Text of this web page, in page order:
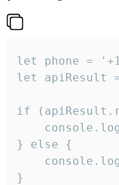
let phone =
let apiResult
if
} else {
}